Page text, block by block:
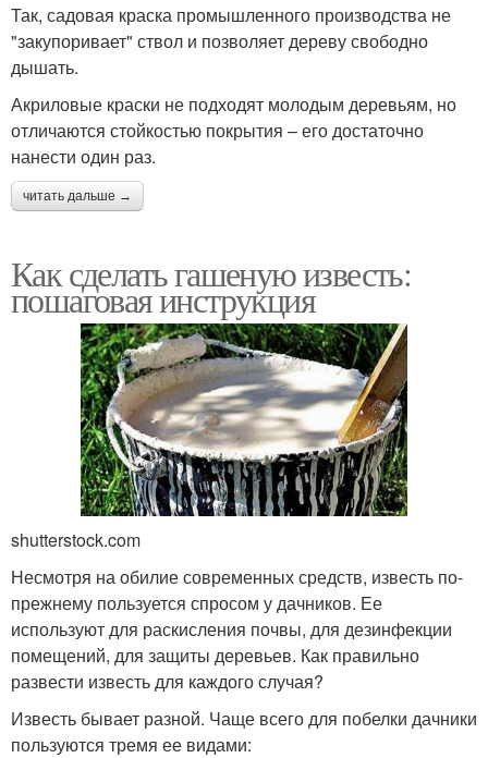
Так, садовая краска промышленного производства не
"закупоривает" ствол и позволяет дереву свободно
дышать.
Акриловые краски не подходят молодым деревьям, но
отличаются стойкостью покрытия – его достаточно
нанести один раз.
читать дальше →
Как сделать гашеную известь:
пошаговая инструкция
shutterstock.com
Несмотря на обилие современных средств, известь по-
прежнему пользуется спросом у дачников. Ее
используют для раскисления почвы, для дезинфекции
помещений, для защиты деревьев. Как правильно
развести известь для каждого случая?
Известь бывает разной. Чаще всего для побелки дачники
пользуются тремя ее видами: